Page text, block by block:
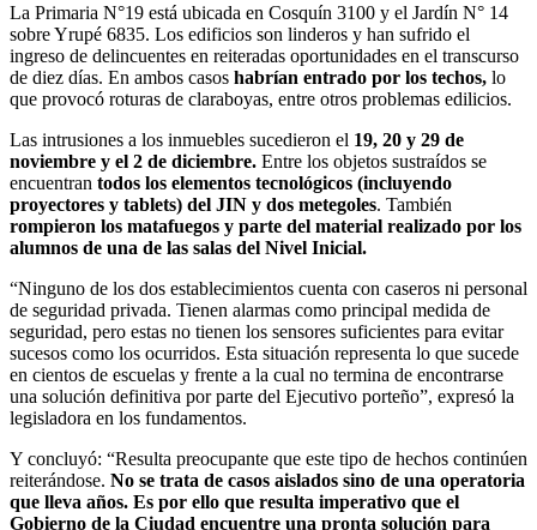
La Primaria N°19 está ubicada en Cosquín 3100 y el Jardín N° 14
sobre Yrupé 6835. Los edificios son linderos y han sufrido el
ingreso de delincuentes en reiteradas oportunidades en el transcurso
de diez días. En ambos casos habrían entrado por los techos, lo
que provocó roturas de claraboyas, entre otros problemas edilicios.
Las intrusiones a los inmuebles sucedieron el 19, 20 y 29 de
noviembre y el 2 de diciembre. Entre los objetos sustraídos se
encuentran todos los elementos tecnológicos (incluyendo
proyectores y tablets) del JIN y dos metegoles. También
rompieron los matafuegos y parte del material realizado por los
alumnos de una de las salas del Nivel Inicial.
“Ninguno de los dos establecimientos cuenta con caseros ni personal
de seguridad privada. Tienen alarmas como principal medida de
seguridad, pero estas no tienen los sensores suficientes para evitar
sucesos como los ocurridos. Esta situación representa lo que sucede
en cientos de escuelas y frente a la cual no termina de encontrarse
una solución definitiva por parte del Ejecutivo porteño”, expresó la
legisladora en los fundamentos.
Y concluyó: “Resulta preocupante que este tipo de hechos continúen
reiterándose. No se trata de casos aislados sino de una operatoria
que lleva años. Es por ello que resulta imperativo que el
Gobierno de la Ciudad encuentre una pronta solución para